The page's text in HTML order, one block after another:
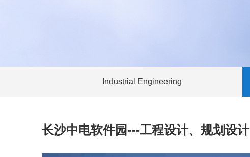
Industrial Engineering
长沙中电软件园---工程设计、规划设计